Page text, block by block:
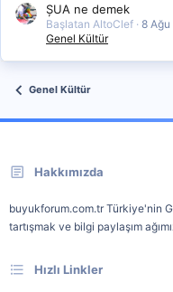
ȘUA ne demek
Başlatan AltoClef 8
Genel Kültür
Genel Kültür
Hakkımızda
buyukforum.com.tr Türkiye'nin
tartışmak ve bilgi paylaşım
Hızlı Linkler